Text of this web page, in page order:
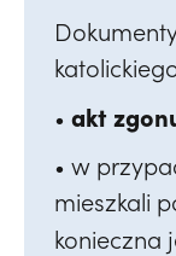
• akt
• w
mieszkali
konieczna